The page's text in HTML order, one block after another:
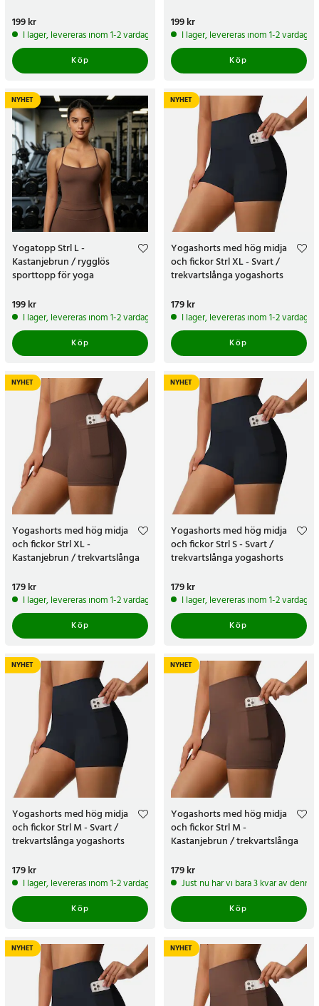
Pris:199 kr
199 kr
I lager, levereras inom 1-2 vardagar
Köp
Pris:199 kr
199 kr
I lager, levereras inom 1-2 vardagar
Köp
NYHET
Yogatopp Strl L -
Kastanjebrun / rygglös
sporttopp för yoga
Pris:199 kr
199 kr
I lager, levereras inom 1-2 vardagar
Köp
NYHET
Yogashorts med hög midja
och fickor Strl XL - Svart /
trekvartslånga yogashorts
Pris:179 kr
179 kr
I lager, levereras inom 1-2 vardagar
Köp
NYHET
Yogashorts med hög midja
och fickor Strl XL -
Kastanjebrun / trekvartslånga
Pris:179 kr
179 kr
I lager, levereras inom 1-2 vardagar
Köp
NYHET
Yogashorts med hög midja
och fickor Strl S - Svart /
trekvartslånga yogashorts
Pris:179 kr
179 kr
I lager, levereras inom 1-2 vardagar
Köp
NYHET
Yogashorts med hög midja
och fickor Strl M - Svart /
trekvartslånga yogashorts
Pris:179 kr
179 kr
I lager, levereras inom 1-2 vardagar
Köp
NYHET
Yogashorts med hög midja
och fickor Strl M -
Kastanjebrun / trekvartslånga
Pris:179 kr
179 kr
Just nu har vi bara 3 kvar av denna
Köp
NYHET NYHET